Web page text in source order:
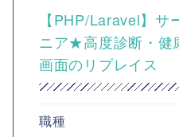
【PHP/Laravel】サ
ニア★高度診断・健
画面のリプレイス
職種